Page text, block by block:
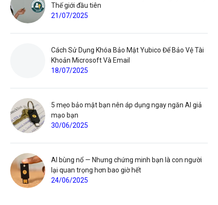
Thế giới đầu tiên
21/07/2025
Cách Sử Dụng Khóa Bảo Mật Yubico Để Bảo Vệ Tài
Khoản Microsoft Và Email
18/07/2025
5 mẹo bảo mật bạn nên áp dụng ngay ngăn AI giả
mạo bạn
30/06/2025
AI bùng nổ — Nhưng chứng minh bạn là con người
lại quan trọng hơn bao giờ hết
24/06/2025